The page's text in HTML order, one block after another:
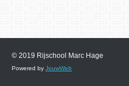
© 2019 Rijschool Marc Hage
Powered by JouwWeb